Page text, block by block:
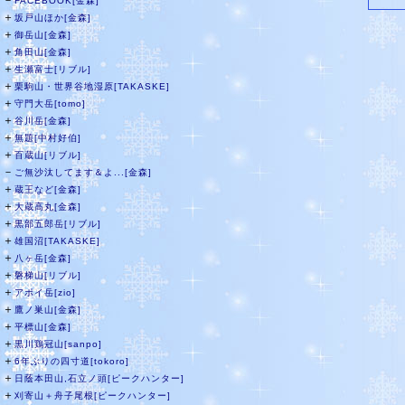
＋ 坂戸山ほか[金森]
＋ 御岳山[金森]
＋角田山[金森]
＋生瀬富士[リブル]
＋栗駒山・世界谷地湿原[TAKASKE]
＋ 守門大岳[tomo]
＋谷川岳[金森]
＋無題[中村好伯]
＋百蔵山[リブル]
－ ご無沙汰してます＆よ...[金森]
＋蔵王など[金森]
＋大蔵高丸[金森]
＋黒部五郎岳[リブル]
＋ 雄国沼[TAKASKE]
＋ 八ヶ岳[金森]
＋磐梯山[リブル]
＋アポイ岳[zio]
＋ 鷹ノ巣山[金森]
＋ 平標山[金森]
＋黒川鶏冠山[sanpo]
＋6年ぶりの四寸道[tokoro]
＋ 日蔭本田山,石立ノ頭[ピークハンター]
＋ 刈寄山＋舟子尾根[ピークハンター]